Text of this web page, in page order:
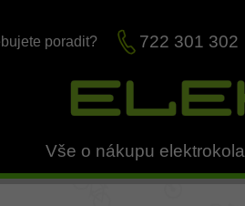
poradit? 722 301 302
Vše o nákupu elektrokola